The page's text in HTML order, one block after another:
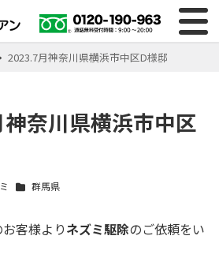
2023.7月神奈川県横浜市中区D様邸
奈川県横浜市中区
群馬県
客様よりネズミ駆除のご依頼をい